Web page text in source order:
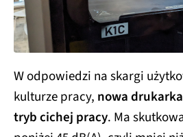
W odpowiedzi na skargi
kulturze pracy, nowa
tryb cichej pracy. Ma